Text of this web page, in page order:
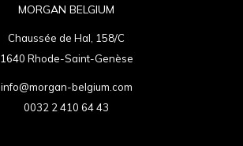
MORGAN BELGIUM
Chaussée de Hal, 158/C
1640 Rhode-Saint-Genèse
info@morgan-belgium.com
0032 2 410 64 43